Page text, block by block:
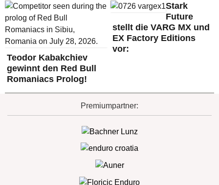
Teodor Kabakchiev
gewinnt den Red Bull
Romaniacs Prolog!
Stark
Future
stellt die VARG MX und
EX Factory Editions
vor:
Premiumpartner: